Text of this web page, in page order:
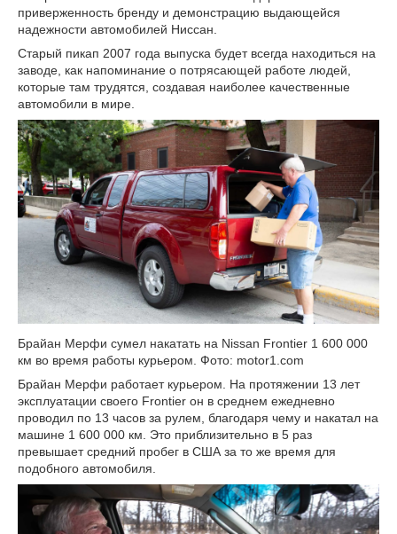
приверженность бренду и демонстрацию выдающейся
надежности автомобилей Ниссан.
Старый пикап 2007 года выпуска будет всегда находиться на
заводе, как напоминание о потрясающей работе людей,
которые там трудятся, создавая наиболее качественные
автомобили в мире.
Брайан Мерфи сумел накатать на Nissan Frontier 1 600 000
км во время работы курьером. Фото: motor1.com
Брайан Мерфи работает курьером. На протяжении 13 лет
эксплуатации своего Frontier он в среднем ежедневно
проводил по 13 часов за рулем, благодаря чему и накатал на
машине 1 600 000 км. Это приблизительно в 5 раз
превышает средний пробег в США за то же время для
подобного автомобиля.